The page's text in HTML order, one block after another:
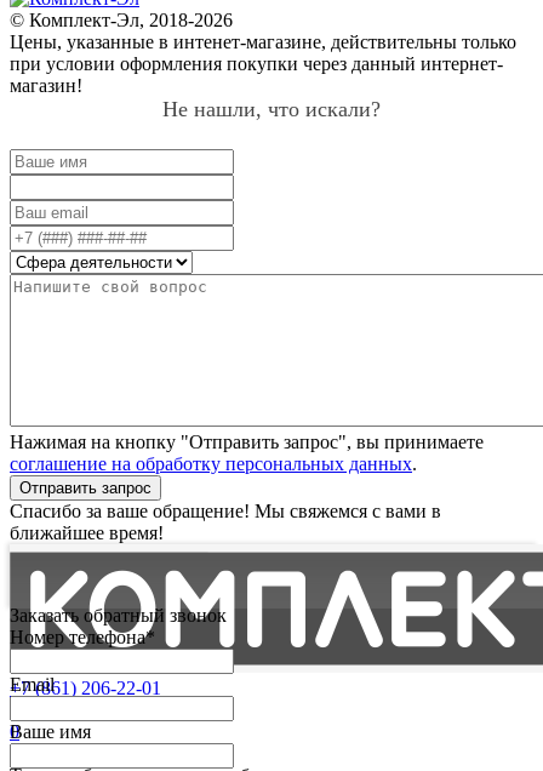
© Комплект-Эл, 2018-2026
Цены, указанные в интенет-магазине, действительны только
при условии оформления покупки через данный интернет-
магазин!
Не нашли, что искали?
Нажимая на кнопку "Отправить запрос", вы принимаете
соглашение на обработку персональных данных.
Отправить запрос
Спасибо за ваше обращение! Мы свяжемся с вами в
ближайшее время!
+7 (861) 206-22-01
0
Заказать обратный звонок
Номер телефона*
Email
Ваше имя